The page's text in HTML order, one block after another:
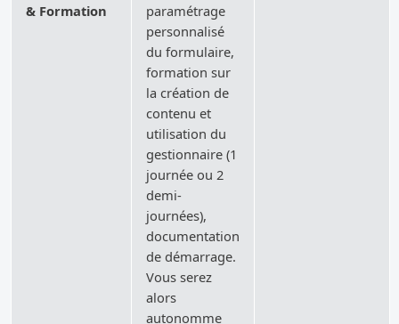
& Formation
paramétrage
personnalisé
du formulaire,
formation sur
la création de
contenu et
utilisation du
gestionnaire (1
journée ou 2
demi-
journées),
documentation
de démarrage.
Vous serez
alors
autonomme